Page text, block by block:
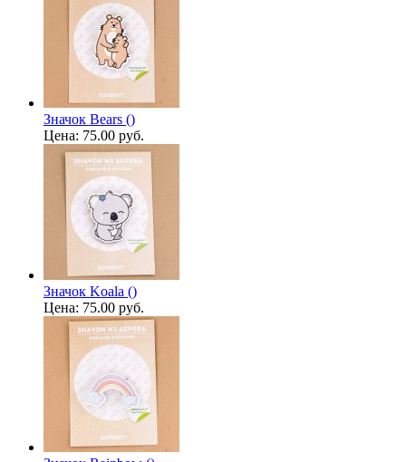
Значок Bears ()
Цена: 75.00 руб.
Значок Koala ()
Цена: 75.00 руб.